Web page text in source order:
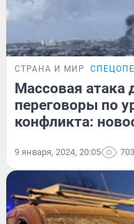
СТРАНА И МИР
Массовая атака
переговоры по
конфликта:
9 января, 2024, 20:05 703